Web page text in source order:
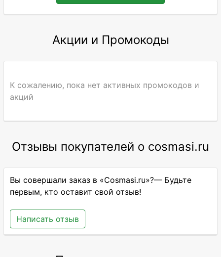
Акции и Промокоды
К сожалению, пока нет активных промокодов и
акций
Отзывы покупателей о cosmasi.ru
Вы совершали заказ в «Cosmasi.ru»?— Будьте
первым, кто оставит свой отзыв!
Написать отзыв